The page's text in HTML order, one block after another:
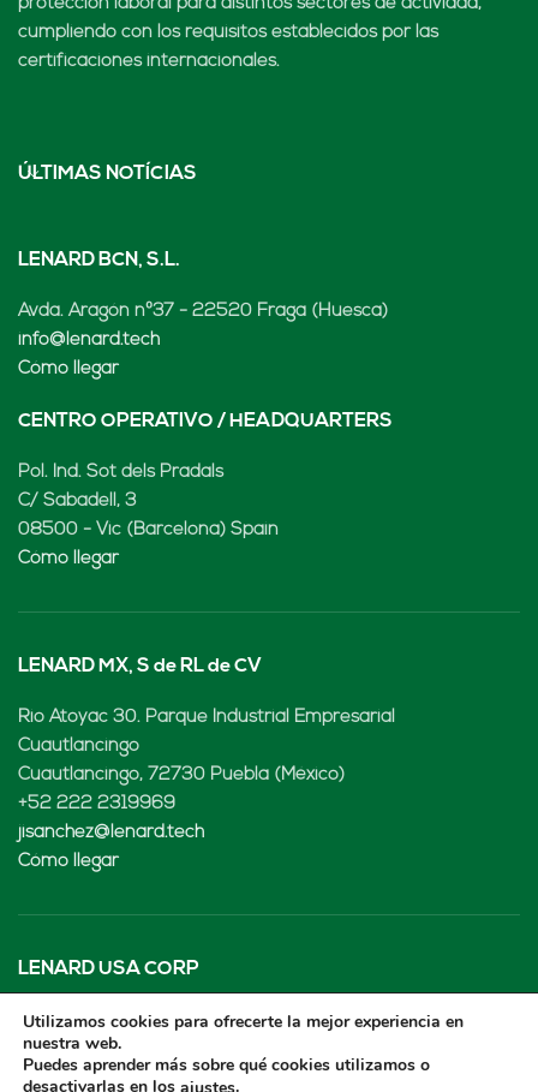
protección laboral para distintos sectores de actividad,
cumpliendo con los requisitos establecidos por las
certificaciones internacionales.
ÚLTIMAS NOTÍCIAS
LENARD BCN, S.L.
Avda. Aragón nº37 - 22520 Fraga (Huesca)
info@lenard.tech
Cómo llegar
CENTRO OPERATIVO / HEADQUARTERS
Pol. Ind. Sot dels Pradals
C/ Sabadell, 3
08500 - Vic (Barcelona) Spain
Cómo llegar
LENARD MX, S de RL de CV
Rio Atoyac 30. Parque Industrial Empresarial
Cuautlancingo
Cuautlancingo, 72730 Puebla (México)
+52 222 2319969
jisanchez@lenard.tech
Cómo llegar
LENARD USA CORP
2655-Lejeune Rd., Suite 810
Coral Gables, FL. 33134 (USA
+52 222 2319969
Utilizamos cookies para ofrecerte la mejor experiencia en
nuestra web.
Puedes aprender más sobre qué cookies utilizamos o
desactivarlas en los
.